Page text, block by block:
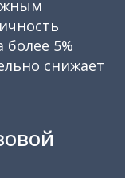
5%
снижает